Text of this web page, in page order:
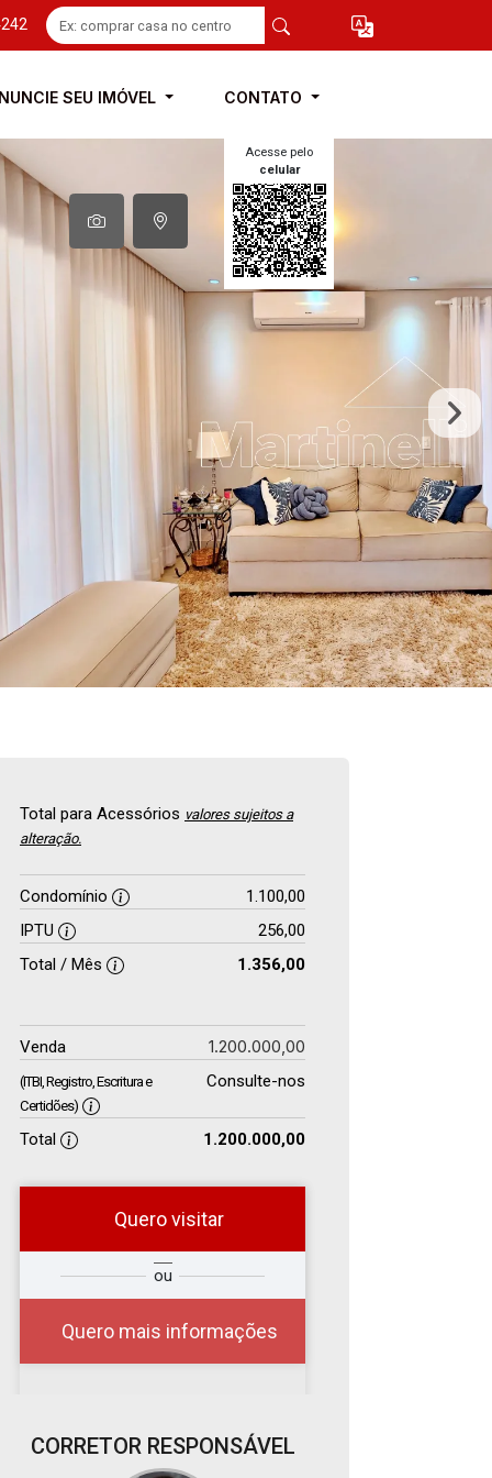
SEU IMÓVEL CONTATO
Acesse pelo
celular
Total para Acessórios valores sujeitos a
alteração.
Condomínio
1.100,00
IPTU
256,00
Total / Mês
1.356,00
Venda 1.200.000,00
(ITBI, Registro, Escritura e
Certidões)
Consulte-nos
Total 1.200.000,00
Quero visitar
ou
Quero mais informações
Qual o melhor dia e
horário para você?
CORRETOR RESPONSÁVEL